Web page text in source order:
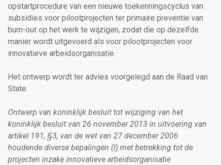
opstartprocedure van een nieuwe toekenningscyclus van
subsidies voor pilootprojecten ter primaire preventie van
burn-out op het werk te wijzigen, zodat die op dezelfde
manier wordt uitgevoerd als voor pilootprojecten voor
innovatieve arbeidsorganisatie.
Het ontwerp wordt ter advies voorgelegd aan de Raad van
State.
Ontwerp van koninklijk besluit tot wijziging van het
koninklijk besluit van 26 november 2013 in uitvoering van
artikel 191, §3, van de wet van 27 december 2006
houdende diverse bepalingen (I) met betrekking tot de
projecten inzake innovatieve arbeidsorganisatie